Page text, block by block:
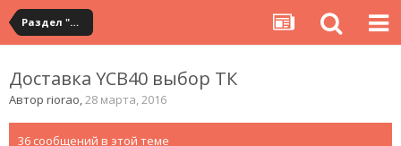
Раздел "Мои посылки" на сервисе YouCanBuy
Доставка YCB40 выбор ТК
Автор riorao,28 марта, 2016
36 сообщений в этой теме